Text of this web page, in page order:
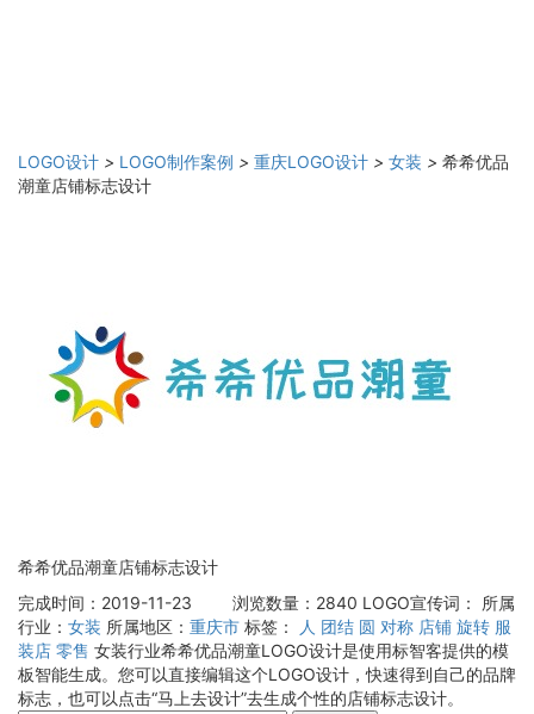
LOGO设计 > LOGO制作案例 > 重庆LOGO设计 > 女装 > 希希优品
潮童店铺标志设计
希希优品潮童店铺标志设计
完成时间：2019-11-23
浏览数量：2840 LOGO宣传词：
所属
行业： 女装 所属地区： 重庆市 标签： 人 团结 圆 对称 店铺 旋转 服
装店 零售 女装行业希希优品潮童LOGO设计是使用标智客提供的模
板智能生成。您可以直接编辑这个LOGO设计，快速得到自己的品牌
标志，也可以点击“马上去设计”去生成个性的店铺标志设计。